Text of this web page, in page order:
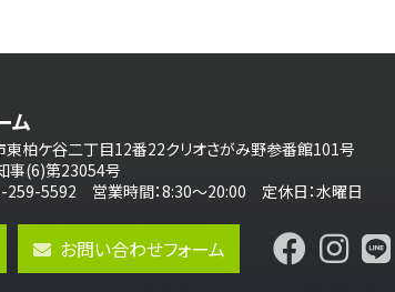
ム
柏ケ谷二丁目12番22クリオさがみ野参番館101号
事(6)第23054号
259-5592 営業時間：8:30～20:00 定休日：水曜日
お問い合わせフォーム